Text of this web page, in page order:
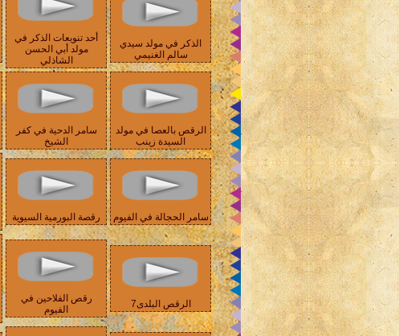
الذكر في مولد سيدي
سالم الغنيمي
أحد تنويعات الذكر في
مولد أبي الحسن
الشاذلي
الرقص بالعصا في مولد
السيدة زينب
سامر الدحية في كفر
الشيخ
سامر الحجالة في الفيوم رقصة البورمية السيوية
الرقص البلدى7
رقص الفلاحين في
الفيوم